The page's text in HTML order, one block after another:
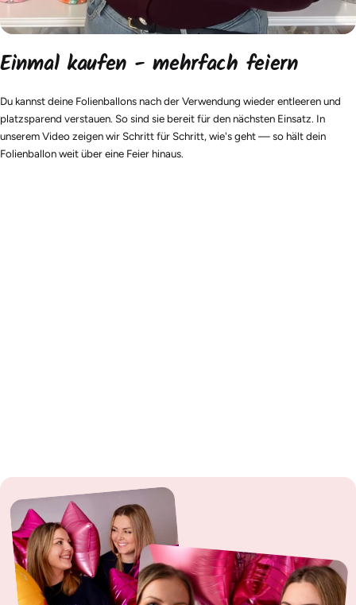
Einmal kaufen - mehrfach feiern
Du kannst deine Folienballons nach der Verwendung wieder entleeren und
platzsparend verstauen. So sind sie bereit für den nächsten Einsatz. In
unserem Video zeigen wir Schritt für Schritt, wie's geht — so hält dein
Folienballon weit über eine Feier hinaus.